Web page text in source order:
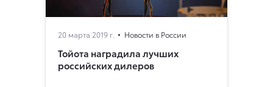
20 марта 2019 г. Новости в России
Тойота наградила лучших
российских дилеров